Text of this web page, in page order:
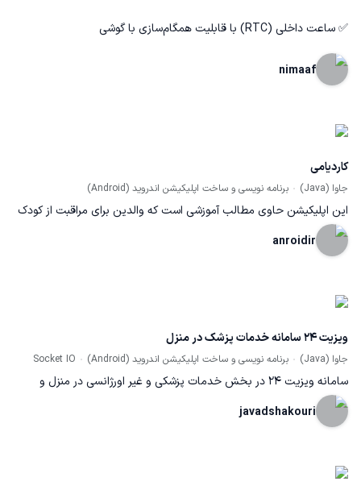
✅ ساعت داخلی (RTC) با قابلیت همگام‌سازی با گوشی
nimaaf
کاردیامی
جاوا (Java) برنامه نویسی و ساخت اپلیکیشن اندروید (Android)
این اپلیکیشن حاوی مطالب آموزشی است که والدین برای مراقبت از کودک
خود در منزل، بعد از عمل جراحی قلب به آن نیاز دارند. مطالب به صورت
anroidir
ویزیت ۲۴ سامانه خدمات پزشک در منزل
جاوا (Java) برنامه نویسی و ساخت اپلیکیشن اندروید (Android) Socket IO
سامانه ویزیت ۲۴ در بخش خدمات پزشکی و غیر اورژانسی در منزل و
تست ها و خدمات ازمایشگاهی
javadshakouri